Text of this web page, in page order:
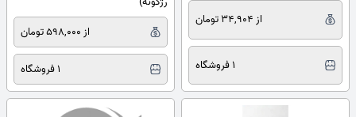
از 34,904 تومان
1 فروشگاه
از 598,000 تومان
1 فروشگاه